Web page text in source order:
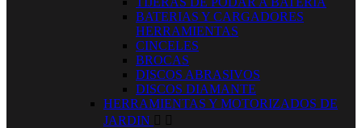
BATERIAS Y CARGADORES
HERRAMIENTAS
CINCELES
BROCAS
DISCOS ABRASIVOS
DISCOS DIAMANTE
HERRAMIENTAS Y MOTORIZADOS DE
JARDIN  